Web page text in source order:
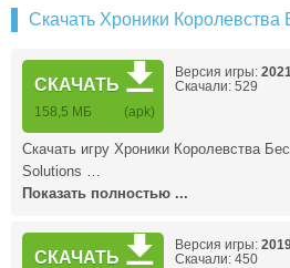
Скачать Хроники Королевства
СКАЧАТЬ
158,5 МБ (apk)
Версия игры:
Скачали: 529
Скачать игру Хроники Королевства
Solutions …
Показать полностью ...
СКАЧАТЬ
Версия игры:
Скачали: 450